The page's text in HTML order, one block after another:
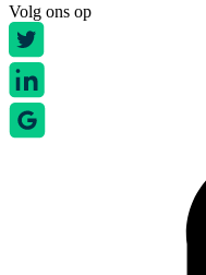
Volg ons op